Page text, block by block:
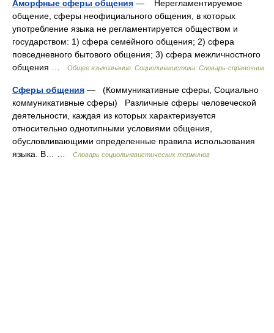
Аморфные сферы общения — Нерегламентируемое
общение, сферы неофициального общения, в которых
употребление языка не регламентируется обществом и
государством: 1) сфера семейного общения; 2) сфера
повседневного бытового общения; 3) сфера межличностного
общения …
Общее языкознание. Социолингвистика: Словарь-справочник
Сферы общения — (Коммуникативные сферы, Социально
коммуникативные сферы) Различные сферы человеческой
деятельности, каждая из которых характеризуется
относительно однотипными условиями общения,
обусловливающими определенные правила использования
языка. В… …
Словарь социолингвистических терминов